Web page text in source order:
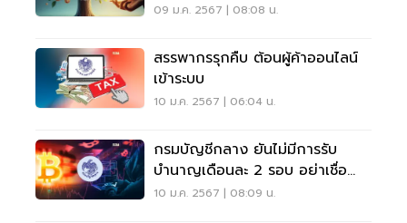
09 ม.ค. 2567 | 08:08 น.
สรรพากรรุกคืบ ต้อนผู้ค้าออนไลน์
เข้าระบบ
10 ม.ค. 2567 | 06:04 น.
กรมบัญชีกลาง ยันไม่มีการรับ
บำนาญเดือนละ 2 รอบ อย่าเชื่อ
มิจฉาชีพ
10 ม.ค. 2567 | 08:09 น.